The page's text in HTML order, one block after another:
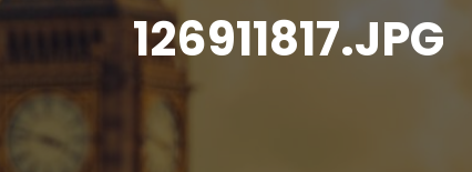
126911817.JPG